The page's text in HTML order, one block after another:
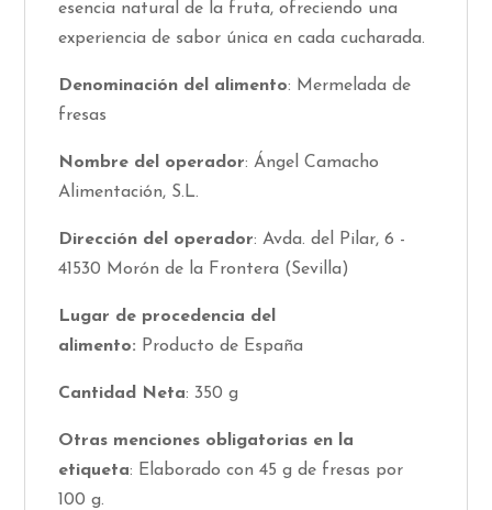
esencia natural de la fruta, ofreciendo una
experiencia de sabor única en cada cucharada.
Denominación del alimento: Mermelada de
fresas
Nombre del operador: Ángel Camacho
Alimentación, S.L.
Dirección del operador: Avda. del Pilar, 6 -
41530 Morón de la Frontera (Sevilla)
Lugar de procedencia del
alimento: Producto de España
Cantidad Neta: 350 g
Otras menciones obligatorias en la
etiqueta: Elaborado con 45 g de fresas por
100 g.